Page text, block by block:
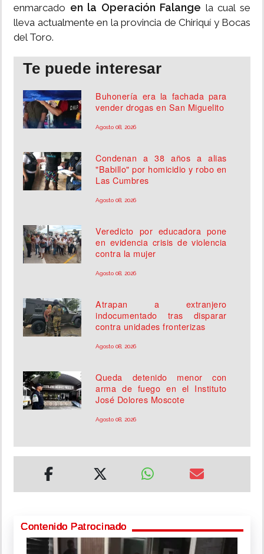
enmarcado en la Operación Falange la cual se
lleva actualmente en la provincia de Chiriquí y Bocas
del Toro.
Te puede interesar
Buhonería era la fachada para
vender drogas en San Miguelito
Agosto 08, 2026
Condenan a 38 años a alias
"Babillo" por homicidio y robo en
Las Cumbres
Agosto 08, 2026
Veredicto por educadora pone
en evidencia crisis de violencia
contra la mujer
Agosto 08, 2026
Atrapan a extranjero
indocumentado tras disparar
contra unidades fronterizas
Agosto 08, 2026
Queda detenido menor con
arma de fuego en el Instituto
José Dolores Moscote
Agosto 08, 2026
Contenido Patrocinado